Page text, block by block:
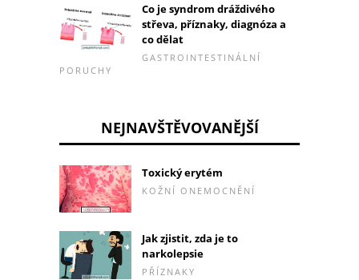
Co je syndrom dráždivého
střeva, příznaky, diagnóza a
co dělat
GASTROINTESTINÁLNÍ
PORUCHY
NEJNAVŠTĚVOVANĚJŠÍ
Toxický erytém
KOŽNÍ ONEMOCNĚNÍ
Jak zjistit, zda je to
narkolepsie
PŘÍZNAKY